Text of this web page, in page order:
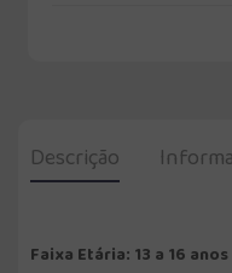
Descrição
Faixa Etária: 13 a 16 anos